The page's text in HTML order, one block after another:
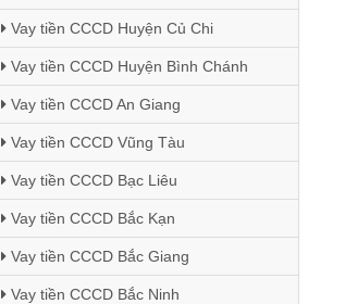
Vay tiền CCCD Huyện Củ Chi
Vay tiền CCCD Huyện Bình Chánh
Vay tiền CCCD An Giang
Vay tiền CCCD Vũng Tàu
Vay tiền CCCD Bạc Liêu
Vay tiền CCCD Bắc Kạn
Vay tiền CCCD Bắc Giang
Vay tiền CCCD Bắc Ninh